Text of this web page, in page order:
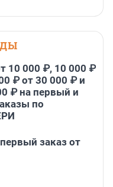
10 000 ₽, 10 000 ₽
₽ от 30 000 ₽ и
₽ на первый и
по
заказ от